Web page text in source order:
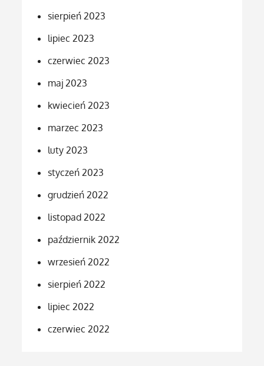
sierpień 2023
lipiec 2023
czerwiec 2023
maj 2023
kwiecień 2023
marzec 2023
luty 2023
styczeń 2023
grudzień 2022
listopad 2022
październik 2022
wrzesień 2022
sierpień 2022
lipiec 2022
czerwiec 2022